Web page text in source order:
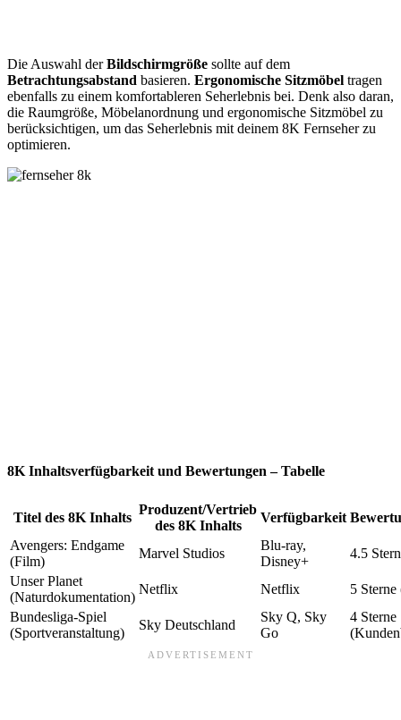
Die Auswahl derBildschirmgröße sollte auf dem
Betrachtungsabstand basieren. Ergonomische Sitzmöbel tragen
ebenfalls zu einem komfortableren Seherlebnis bei. Denk also daran,
die Raumgröße, Möbelanordnung und ergonomische Sitzmöbel zu
berücksichtigen, um das Seherlebnis mit deinem 8K Fernseher zu
optimieren.
8K Inhaltsverfügbarkeit und Bewertungen – Tabelle
Titel des 8K Inhalts
Produzent/Vertrieb
des 8K Inhalts
Verfügbarkeit
Avengers: Endgame
(Film)
Marvel Studios
Blu-ray,
Disney+
4.5
Unser Planet
(Naturdokumentation)
Netflix Netflix
5
Bundesliga-Spiel
(Sportveranstaltung)
Sky Deutschland
Sky Q, Sky
Go
4 Sterne